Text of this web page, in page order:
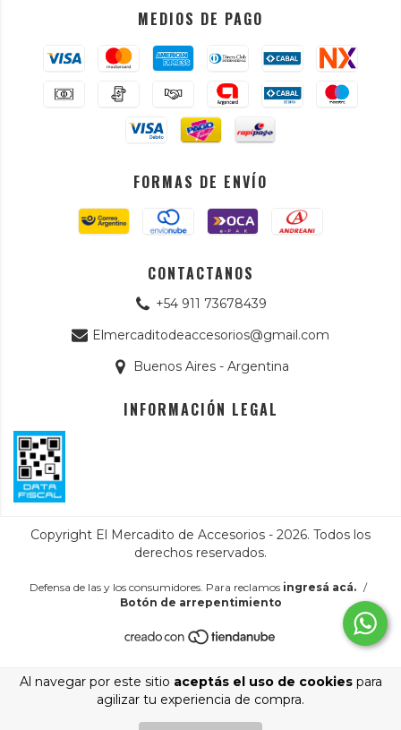
Al navegar por este sitio aceptás el uso de cookiespara
agilizar tu experiencia de compra.
MEDIOS DE PAGO
FORMAS DE ENVÍO
CONTACTANOS
+54 911 73678439
Elmercaditodeaccesorios@gmail.com
Buenos Aires - Argentina
INFORMACIÓN LEGAL
Copyright El Mercadito de Accesorios - 2026. Todos los
derechos reservados.
Defensa de las y los consumidores. Para reclamos ingresá acá. /
Botón de arrepentimiento